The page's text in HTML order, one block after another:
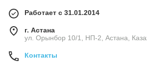
Работает с 31.01.2014
г. Астана
ул. Орынбор 10/1, НП-2, Астана,
Контакты